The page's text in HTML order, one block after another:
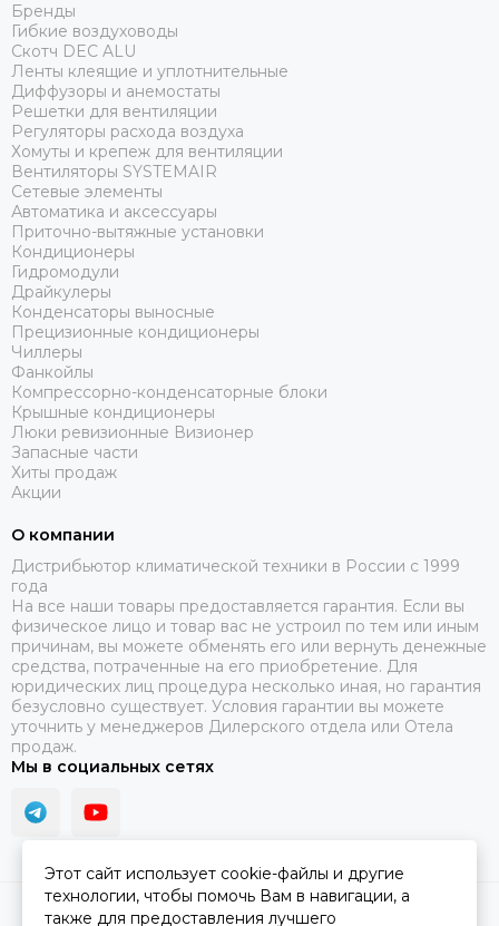
Бренды
Гибкие воздуховоды
Скотч DEC ALU
Ленты клеящие и уплотнительные
Диффузоры и анемостаты
Решетки для вентиляции
Регуляторы расхода воздуха
Хомуты и крепеж для вентиляции
Вентиляторы SYSTEMAIR
Сетевые элементы
Автоматика и аксессуары
Приточно-вытяжные установки
Кондиционеры
Гидромодули
Драйкулеры
Конденсаторы выносные
Прецизионные кондиционеры
Чиллеры
Фанкойлы
Компрессорно-конденсаторные блоки
Крышные кондиционеры
Люки ревизионные Визионер
Запасные части
Хиты продаж
Акции
О компании
Дистрибьютор климатической техники в России с 1999
года
На все наши товары предоставляется гарантия. Если вы
физическое лицо и товар вас не устроил по тем или иным
причинам, вы можете обменять его или вернуть денежные
средства, потраченные на его приобретение. Для
юридических лиц процедура несколько иная, но гарантия
безусловно существует. Условия гарантии вы можете
уточнить у менеджеров Дилерского отдела или Отела
продаж.
Мы в социальных сетях
2026 © ПЯТЫЙ СЕЗОН.Карта сайта
Этот сайт использует cookie-файлы и другие
технологии, чтобы помочь Вам в навигации, а
также для предоставления лучшего